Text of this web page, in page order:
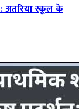
स्कूल के